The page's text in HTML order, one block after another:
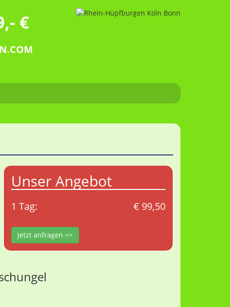
€
Unser Angebot
1 Tag: € 99,50
Jetzt anfragen >>